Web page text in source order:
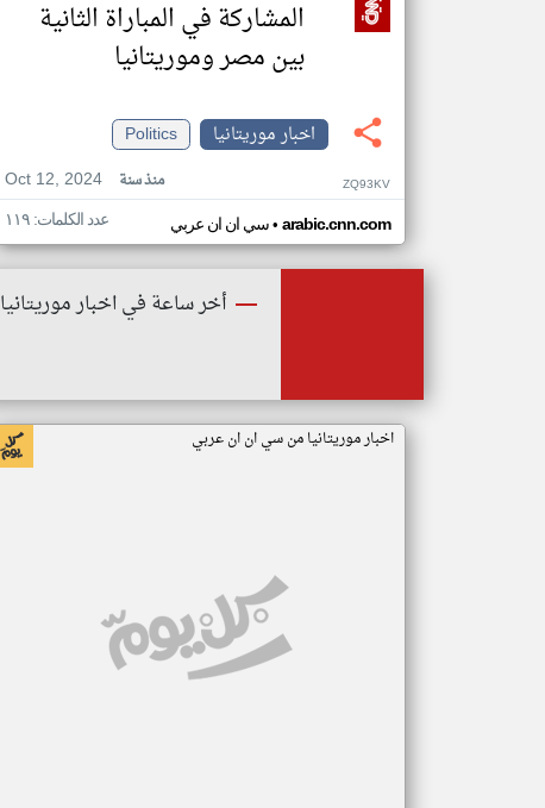
المشاركة في المباراة الثانية
بين مصر وموريتانيا
اخبار موريتانيا
Politics
Oct 12, 2024
منذ سنة ZQ93KV
سي ان ان عربي• arabic.cnn.com عدد الكلمات: ١١٩
أخر ساعة في اخبار موريتانيا
اخبار موريتانيا من سي ان ان عربي